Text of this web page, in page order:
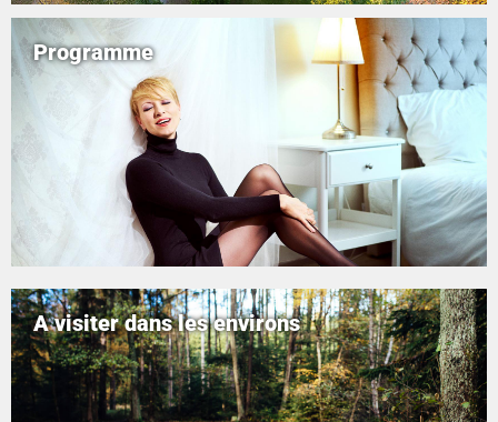
Programme
A visiter dans les environs